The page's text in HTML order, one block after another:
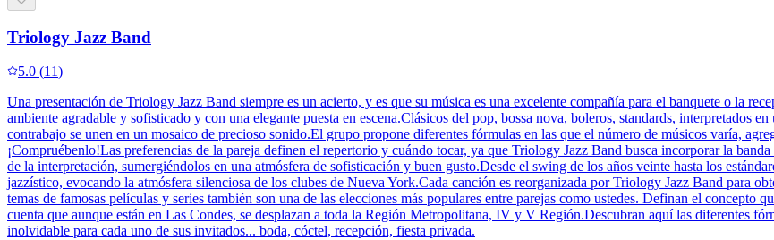
Triology Jazz Band
5.0 (11)
Una presentación de Triology Jazz Band siempre es un acierto, y es que su música es una excelente compañía para el banquete o la
ambiente agradable y sofisticado y con una elegante puesta en escena.Clásicos del pop, bossa nova, boleros, standards, interpretados
contrabajo se unen en un mosaico de precioso sonido.El grupo propone diferentes fórmulas en las que el número de músicos varía,
¡Compruébenlo!Las preferencias de la pareja definen el repertorio y cuándo tocar, ya que Triology Jazz Band busca incorporar la
de la interpretación, sumergiéndolos en una atmósfera de sofisticación y buen gusto.Desde el swing de los años veinte hasta los
jazzístico, evocando la atmósfera silenciosa de los clubes de Nueva York.Cada canción es reorganizada por Triology Jazz Band para
temas de famosas películas y series también son una de las elecciones más populares entre parejas como ustedes. Definan el concepto
cuenta que aunque están en Las Condes, se desplazan a toda la Región Metropolitana, IV y V Región.Descubran aquí las diferentes
inolvidable para cada uno de sus invitados... boda, cóctel, recepción, fiesta privada.